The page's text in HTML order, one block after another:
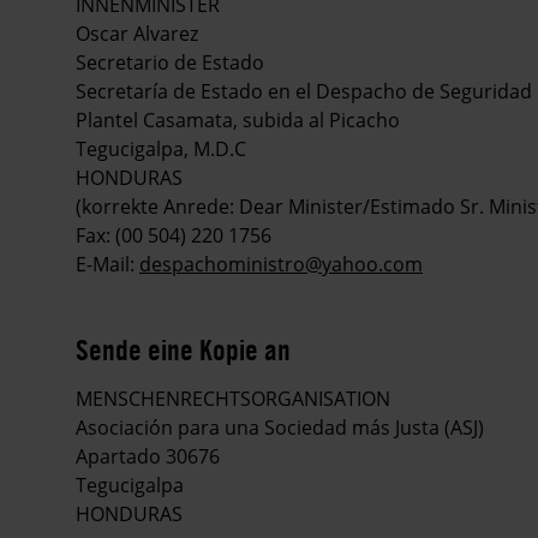
Oscar Alvarez
Secretario de Estado
Secretaría de Estado en el Despacho de Seguridad
Plantel Casamata, subida al Picacho
Tegucigalpa, M.D.C
HONDURAS
(korrekte Anrede: Dear Minister/Estimado Sr.
Fax: (00 504) 220 1756
E-Mail: despachoministro@yahoo.com
Sende eine Kopie an
MENSCHENRECHTSORGANISATION
Asociación para una Sociedad más Justa (ASJ)
Apartado 30676
Tegucigalpa
HONDURAS